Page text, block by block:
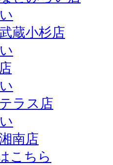
蔵小杉店
ラス店
南店
こちら